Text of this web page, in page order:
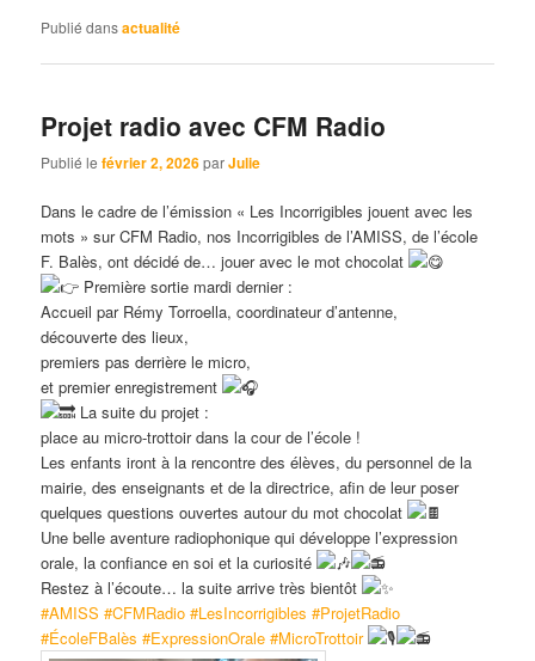
Publié dansactualité
Projet radio avec CFM Radio
Publié lefévrier 2, 2026parJulie
Dans le cadre de l’émission « Les Incorrigibles jouent avec les
mots » sur CFM Radio, nos Incorrigibles de l’AMISS, de l’école
F. Balès, ont décidé de… jouer avec le mot chocolat
Première sortie mardi dernier :
Accueil par Rémy Torroella, coordinateur d’antenne,
découverte des lieux,
premiers pas derrière le micro,
et premier enregistrement
La suite du projet :
place au micro-trottoir dans la cour de l’école !
Les enfants iront à la rencontre des élèves, du personnel de la
mairie, des enseignants et de la directrice, afin de leur poser
quelques questions ouvertes autour du mot chocolat
Une belle aventure radiophonique qui développe l’expression
orale, la confiance en soi et la curiosité
Restez à l’écoute… la suite arrive très bientôt
#AMISS #CFMRadio #LesIncorrigibles #ProjetRadio
#ÉcoleFBalès #ExpressionOrale #MicroTrottoir